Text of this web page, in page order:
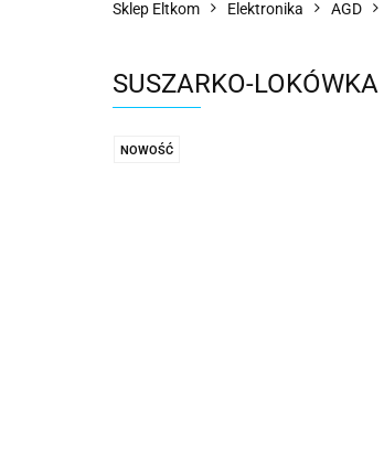
Sklep Eltkom Elektronika AGD
SUSZARKO-
NOWOŚĆ